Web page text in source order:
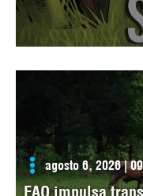
agosto 6, 2026 |
FAO impulsa